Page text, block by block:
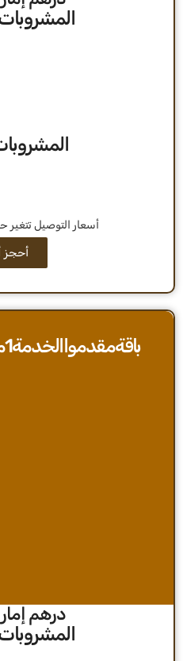
أسعار التوصيل تتغير حسب إمارة ألي أخرى​
أحجز
باقةمقدمواالخدمة1من10إلي 45شخصا
درهم